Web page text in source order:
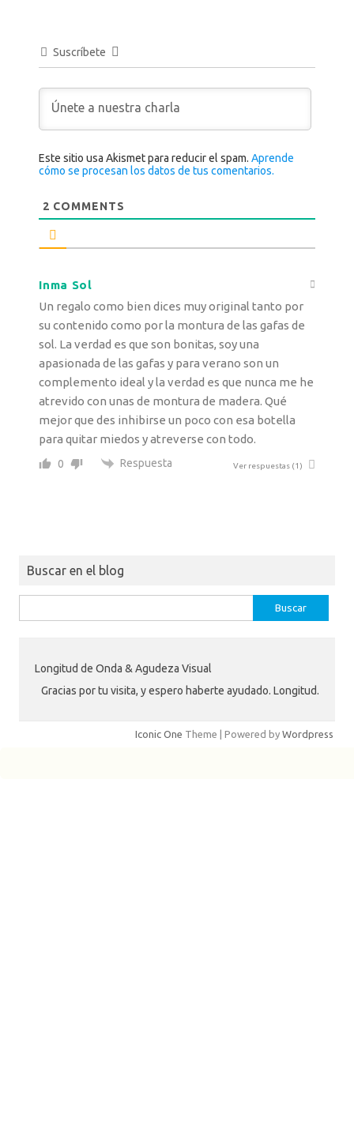
Suscríbete
Este sitio usa Akismet para reducir el spam.Aprende
cómo se procesan los datos de tus comentarios.
2 COMMENTS
Inma Sol
Un regalo como bien dices muy original tanto por
su contenido como por la montura de las gafas de
sol. La verdad es que son bonitas, soy una
apasionada de las gafas y para verano son un
complemento ideal y la verdad es que nunca me he
atrevido con unas de montura de madera. Qué
mejor que des inhibirse un poco con esa botella
para quitar miedos y atreverse con todo.
0 Respuesta Ver respuestas (1)
Buscar en el blog
Longitud de Onda & Agudeza Visual
Gracias por tu visita, y espero haberte ayudado. Longitud.
Iconic One Theme | Powered by Wordpress